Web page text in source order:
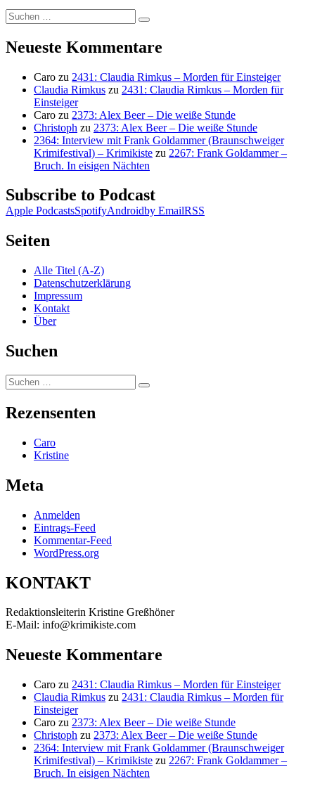
Suchen
nach:
Suchen
Neueste Kommentare
Caro zu 2431: Claudia Rimkus – Morden für Einsteiger
Claudia Rimkus zu 2431: Claudia Rimkus – Morden für
Einsteiger
Caro zu 2373: Alex Beer – Die weiße Stunde
Christoph zu 2373: Alex Beer – Die weiße Stunde
2364: Interview mit Frank Goldammer (Braunschweiger
Krimifestival) – Krimikiste zu 2267: Frank Goldammer –
Bruch. In eisigen Nächten
Subscribe to Podcast
Apple PodcastsSpotifyAndroidby EmailRSS
Seiten
Alle Titel (A-Z)
Datenschutzerklärung
Impressum
Kontakt
Über
Suchen
Suchen
nach:
Suchen
Rezensenten
Caro
Kristine
Meta
Anmelden
Eintrags-Feed
Kommentar-Feed
WordPress.org
KONTAKT
Redaktionsleiterin Kristine Greßhöner
E-Mail: info@krimikiste.com
Neueste Kommentare
Caro zu 2431: Claudia Rimkus – Morden für Einsteiger
Claudia Rimkus zu 2431: Claudia Rimkus – Morden für
Einsteiger
Caro zu 2373: Alex Beer – Die weiße Stunde
Christoph zu 2373: Alex Beer – Die weiße Stunde
2364: Interview mit Frank Goldammer (Braunschweiger
Krimifestival) – Krimikiste zu 2267: Frank Goldammer –
Bruch. In eisigen Nächten